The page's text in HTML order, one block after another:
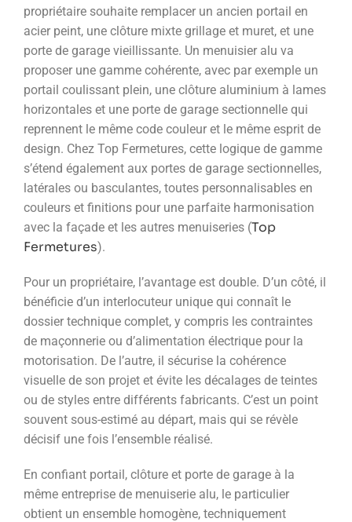
propriétaire souhaite remplacer un ancien portail en
acier peint, une clôture mixte grillage et muret, et une
porte de garage vieillissante. Un menuisier alu va
proposer une gamme cohérente, avec par exemple un
portail coulissant plein, une clôture aluminium à lames
horizontales et une porte de garage sectionnelle qui
reprennent le même code couleur et le même esprit de
design. Chez Top Fermetures, cette logique de gamme
s’étend également aux portes de garage sectionnelles,
latérales ou basculantes, toutes personnalisables en
couleurs et finitions pour une parfaite harmonisation
avec la façade et les autres menuiseries (Top
Fermetures).
Pour un propriétaire, l’avantage est double. D’un côté, il
bénéficie d’un interlocuteur unique qui connaît le
dossier technique complet, y compris les contraintes
de maçonnerie ou d’alimentation électrique pour la
motorisation. De l’autre, il sécurise la cohérence
visuelle de son projet et évite les décalages de teintes
ou de styles entre différents fabricants. C’est un point
souvent sous-estimé au départ, mais qui se révèle
décisif une fois l’ensemble réalisé.
En confiant portail, clôture et porte de garage à la
même entreprise de menuiserie alu, le particulier
obtient un ensemble homogène, techniquement